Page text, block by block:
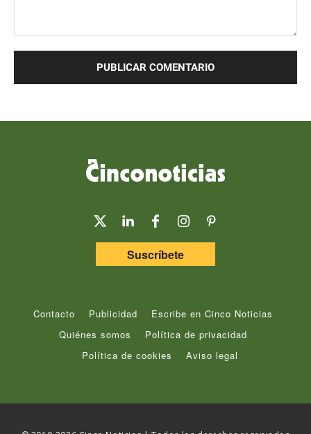
Suscríbete
Contacto Publicidad
Escribe en Cinco Noticias
Quiénes somos
Política de privacidad
Política de cookies
Aviso legal